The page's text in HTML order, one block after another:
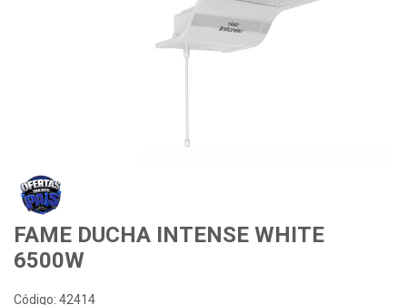
FAME DUCHA INTENSE WHITE
6500W
Código: 42414